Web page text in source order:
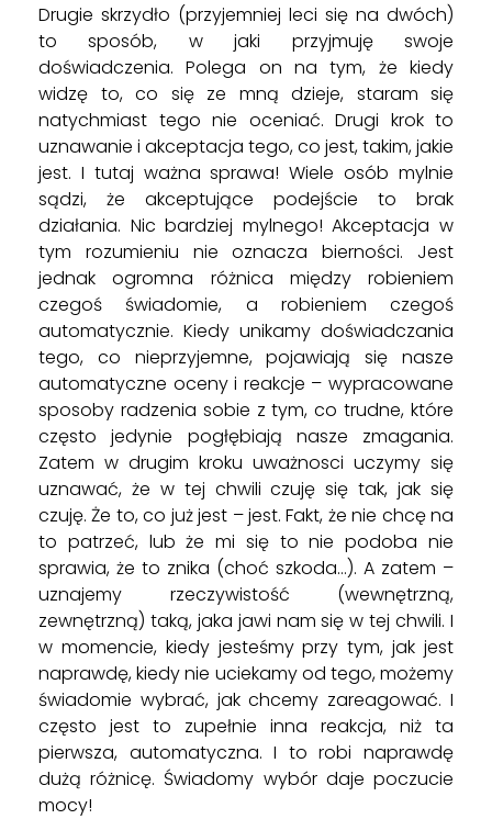
Drugie skrzydło (przyjemniej leci się na dwóch)
to sposób, w jaki przyjmuję swoje
doświadczenia. Polega on na tym, że kiedy
widzę to, co się ze mną dzieje, staram się
natychmiast tego nie oceniać. Drugi krok to
uznawanie i akceptacja tego, co jest, takim, jakie
jest. I tutaj ważna sprawa! Wiele osób mylnie
sądzi, że akceptujące podejście to brak
działania. Nic bardziej mylnego! Akceptacja w
tym rozumieniu nie oznacza bierności. Jest
jednak ogromna różnica między robieniem
czegoś świadomie, a robieniem czegoś
automatycznie. Kiedy unikamy doświadczania
tego, co nieprzyjemne, pojawiają się nasze
automatyczne oceny i reakcje – wypracowane
sposoby radzenia sobie z tym, co trudne, które
często jedynie pogłębiają nasze zmagania.
Zatem w drugim kroku uważnosci uczymy się
uznawać, że w tej chwili czuję się tak, jak się
czuję. Że to, co już jest – jest. Fakt, że nie chcę na
to patrzeć, lub że mi się to nie podoba nie
sprawia, że to znika (choć szkoda…). A zatem –
uznajemy rzeczywistość (wewnętrzną,
zewnętrzną) taką, jaka jawi nam się w tej chwili. I
w momencie, kiedy jesteśmy przy tym, jak jest
naprawdę, kiedy nie uciekamy od tego, możemy
świadomie wybrać, jak chcemy zareagować. I
często jest to zupełnie inna reakcja, niż ta
pierwsza, automatyczna. I to robi naprawdę
dużą różnicę. Świadomy wybór daje poczucie
mocy!